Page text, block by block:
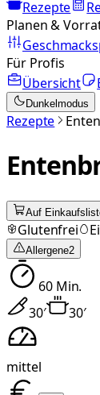
Rezepte
Planen &
Für Profis
Übersicht
Dunkelmodus
Rezepte
Auf
Glutenfrei
Allergene2
60Min.
30′ 30′
mittel